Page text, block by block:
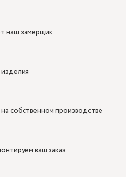
наш замерщик
собственном производстве
ваш заказ